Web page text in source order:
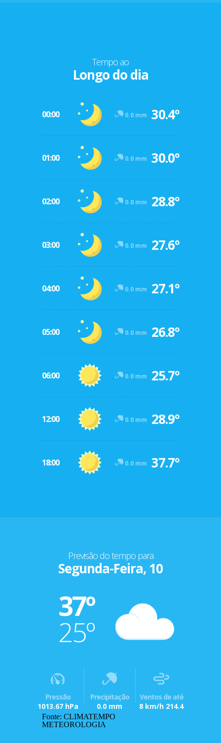
Tempo ao
Longo do dia
00:00 0.0 mm 30.4º
01:00 0.0 mm 30.0º
02:00 0.0 mm 28.8º
03:00 0.0 mm 27.6º
04:00 0.0 mm 27.1º
05:00 0.0 mm 26.8º
06:00 0.0 mm 25.7º
12:00 0.0 mm 28.9º
18:00 0.0 mm 37.7º
Previsão do tempo para
Segunda-Feira, 10
37º
25º
Pressão
1013.67 hPa
Precipitação
0.0 mm
Ventos de até
8 km/h 214.4
Fonte: CLIMATEMPO
METEOROLOGIA